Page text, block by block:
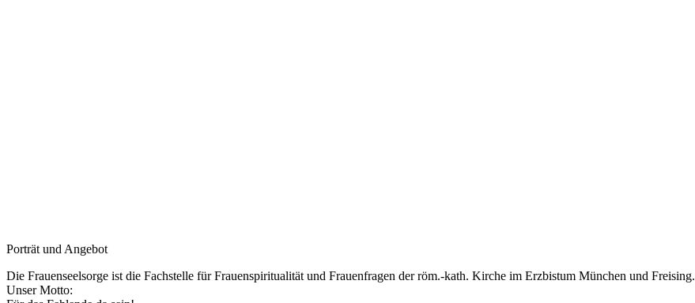
Porträt und Angebot
Die Frauenseelsorge ist die Fachstelle für Frauenspiritualität und Frauenfragen der röm.-kath. Kirche im Erzbistum München und Freising.
Unser Motto: